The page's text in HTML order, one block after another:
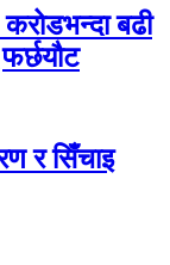
बढी
र सिँचाइ